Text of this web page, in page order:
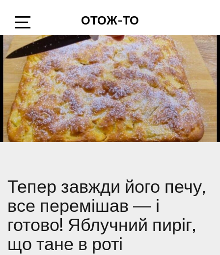
content
Open
Sidebar
ОТОЖ-ТО
Тепер завжди його печу,
все перемішав — і
готово! Яблучний пиріг,
що тане в роті